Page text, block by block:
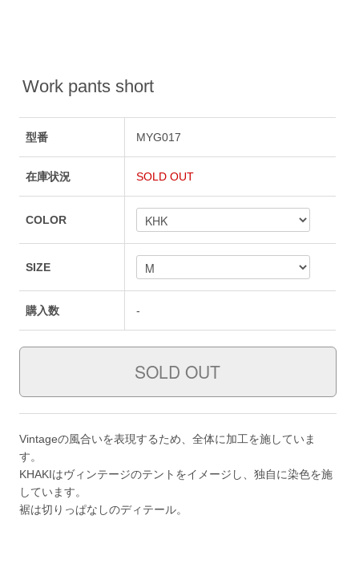
Work pants short
型番 MYG017
在庫状況 SOLD OUT
COLOR
SIZE
購入数 -
Vintageの風合いを表現するため、全体に加工を施していま
す。
KHAKIはヴィンテージのテントをイメージし、独自に染色を施
しています。
裾は切りっぱなしのディテール。